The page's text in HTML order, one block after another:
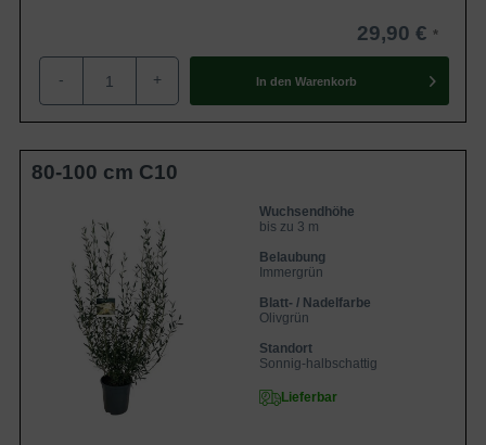
29,90 €
- + In den Warenkorb
80-100 cm C10
Wuchsendhöhe
bis zu 3 m
Belaubung
Immergrün
Blatt- / Nadelfarbe
Olivgrün
Standort
Sonnig-halbschattig
Lieferbar